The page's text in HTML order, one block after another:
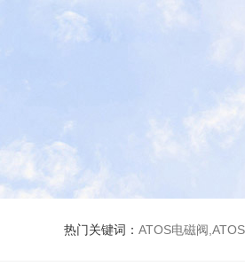
热门关键词： ATOS电磁阀